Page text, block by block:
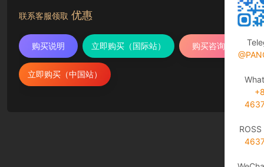
联系客服领取 优惠
购买说明 立即购买（国际站） 购买咨询
立即购买（中国站）